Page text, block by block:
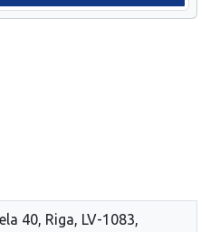
40, Riga, LV-1083,